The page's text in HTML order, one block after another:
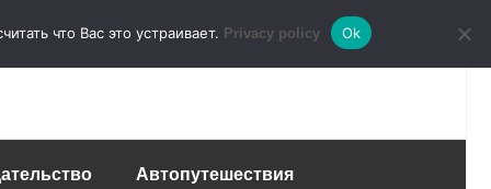
Автопутешествия
что Вас это устраивает. Privacy policy Ok